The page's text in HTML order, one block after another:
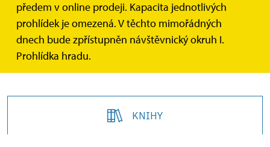
předem v online prodeji. Kapacita jednotlivých
prohlídek je omezená. V těchto mimořádných
dnech bude zpřístupněn návštěvnický okruh I.
Prohlídka hradu.
E-shop
VŠECHNY PUBLIKACE
KNIHY